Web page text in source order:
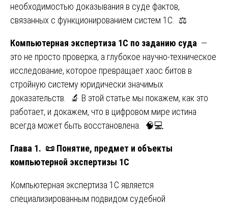
необходимостью доказывания в суде фактов,
связанных с функционированием систем 1С. ⚖️
Компьютерная экспертиза 1С по заданию суда —
это не просто проверка, а глубокое научно-техническое
исследование, которое превращает хаос битов в
стройную систему юридически значимых
доказательств. 🔬 В этой статье мы покажем, как это
работает, и докажем, что в цифровом мире истина
всегда может быть восстановлена. 🧠💻
Глава 1. 📜 Понятие, предмет и объекты
компьютерной экспертизы 1С
Компьютерная экспертиза 1С является
специализированным подвидом судебной